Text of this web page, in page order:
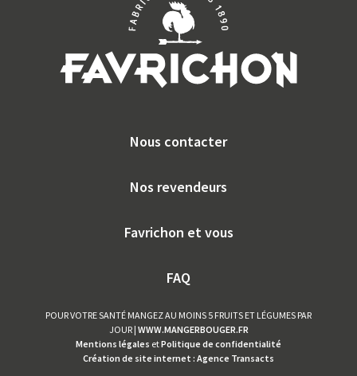
Nous contacter
Nos revendeurs
Favrichon et vous
FAQ
POUR VOTRE SANTÉ MANGEZ AU MOINS 5 FRUITS ET LÉGUMES PAR
JOUR | WWW.MANGERBOUGER.FR
Mentions légales etPolitique de confidentialité
Création de site internet : Agence Transacts